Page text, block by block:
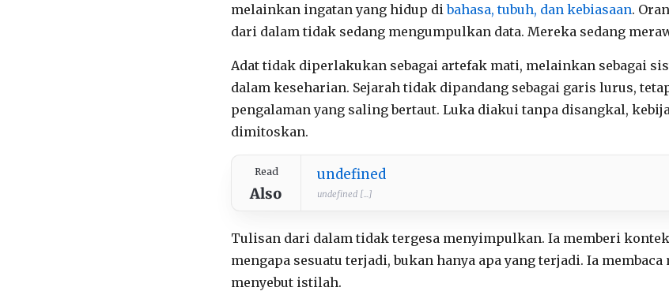
melainkan ingatan yang hidup dibahasa, tubuh, dan kebiasaan.
dari dalam tidak sedang mengumpulkan data. Mereka sedang
Adat tidak diperlakukan sebagai artefak mati, melainkan sebagai
dalam keseharian. Sejarah tidak dipandang sebagai garis lurus,
pengalaman yang saling bertaut. Luka diakui tanpa disangkal,
dimitoskan.
Read
Also
undefined
undefined [...]
Tulisan dari dalam tidak tergesa menyimpulkan. Ia memberi
mengapa sesuatu terjadi, bukan hanya apa yang terjadi. Ia membaca
menyebut istilah.